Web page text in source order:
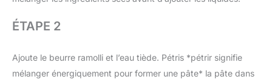
ÉTAPE 2
Ajoute le beurre ramolli et l’eau tiède. Pétris *pétrir signifie
mélanger énergiquement pour former une pâte* la pâte dans